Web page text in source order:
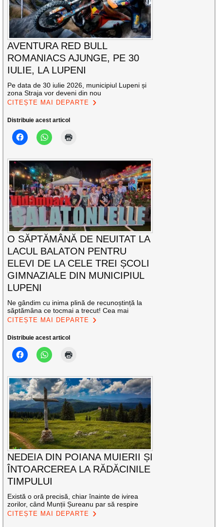
AVENTURA RED BULL
ROMANIACS AJUNGE, PE 30
IULIE, LA LUPENI
Pe data de 30 iulie 2026, municipiul Lupeni și
zona Straja vor deveni din nou
CITEȘTE MAI DEPARTE
Distribuie acest articol
O SĂPTĂMÂNĂ DE NEUITAT LA
LACUL BALATON PENTRU
ELEVI DE LA CELE TREI ȘCOLI
GIMNAZIALE DIN MUNICIPIUL
LUPENI
Ne gândim cu inima plină de recunoștință la
săptămâna ce tocmai a trecut! Cea mai
CITEȘTE MAI DEPARTE
Distribuie acest articol
NEDEIA DIN POIANA MUIERII ȘI
ÎNTOARCEREA LA RĂDĂCINILE
TIMPULUI
Există o oră precisă, chiar înainte de ivirea
zorilor, când Munții Șureanu par să respire
CITEȘTE MAI DEPARTE